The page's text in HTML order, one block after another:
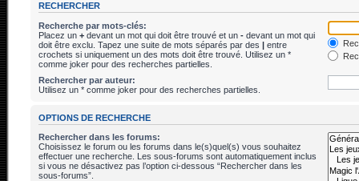
RECHERCHER
Recherche par mots-clés:
Placez un + devant un mot qui doit être trouvé et un - devant un mot qui
doit être exclu. Tapez une suite de mots séparés par des | entre
crochets si uniquement un des mots doit être trouvé. Utilisez un *
comme joker pour des recherches partielles.
Rechercher par auteur:
Utilisez un * comme joker pour des recherches partielles.
OPTIONS DE RECHERCHE
Rechercher dans les forums:
Choisissez le forum ou les forums dans le(s)quel(s) vous souhaitez
effectuer une recherche. Les sous-forums sont automatiquement inclus
si vous ne désactivez pas l’option ci-dessous “Rechercher dans les
sous-forums”.